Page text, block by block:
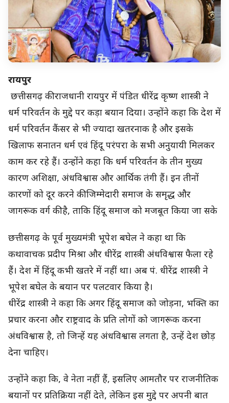
रायपुर
छत्तीसगढ़ की राजधानी रायपुर में पंडित धीरेंद्र कृष्ण शास्त्री ने
धर्म परिवर्तन के मुद्दे पर कड़ा बयान दिया। उन्होंने कहा कि देश में
धर्म परिवर्तन कैंसर से भी ज्यादा खतरनाक है और इसके
खिलाफ सनातन धर्म एवं हिंदू परंपरा के सभी अनुयायी मिलकर
काम कर रहे हैं। उन्होंने कहा कि धर्म परिवर्तन के तीन मुख्य
कारण अशिक्षा, अंधविश्वास और आर्थिक तंगी हैं। इन तीनों
कारणों को दूर करने की जिम्मेदारी समाज के समृद्ध और
जागरूक वर्ग की है, ताकि हिंदू समाज को मजबूत किया जा सके
छत्तीसगढ़ के पूर्व मुख्यमंत्री भूपेश बघेल ने कहा था कि
कथावाचक प्रदीप मिश्रा और धीरेंद्र शास्त्री अंधविश्वास फैला रहे
हैं। देश में हिंदू कभी खतरे में नहीं था। अब पं. धीरेंद्र शास्त्री ने
भूपेश बघेल के बयान पर पलटवार किया है।
धीरेंद्र शास्त्री ने कहा कि अगर हिंदू समाज को जोड़ना, भक्ति का
प्रचार करना और राष्ट्रवाद के प्रति लोगों को जागरूक करना
अंधविश्वास है, तो जिन्हें यह अंधविश्वास लगता है, उन्हें देश छोड़
देना चाहिए।
उन्होंने कहा कि, वे नेता नहीं हैं, इसलिए आमतौर पर राजनीतिक
बयानों पर प्रतिक्रिया नहीं देते, लेकिन इस मुद्दे पर अपनी बात